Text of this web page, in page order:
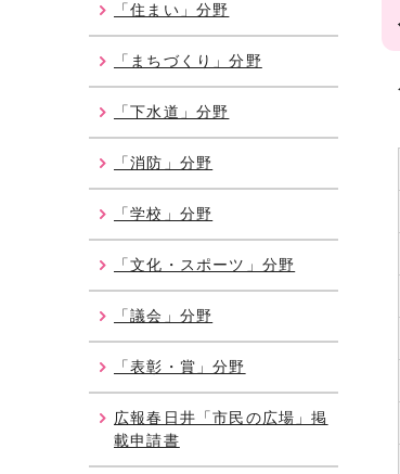
「住まい」分野
「まちづくり」分野
「下水道」分野
「消防」分野
「学校」分野
「文化・スポーツ」分野
「議会」分野
「表彰・賞」分野
広報春日井「市民の広場」掲
載申請書